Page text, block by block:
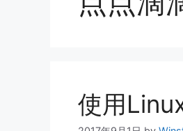
使用